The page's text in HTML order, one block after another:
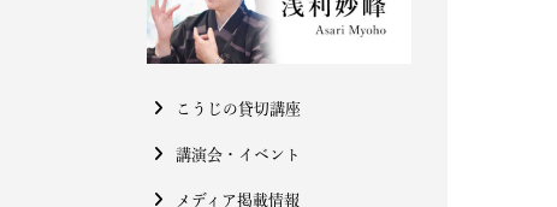
こうじの貸切講座
講演会・イベント
メディア掲載情報